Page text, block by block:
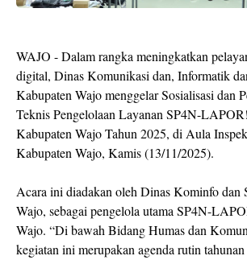
WAJO - Dalam rangka meningkatkan
digital, Dinas Komunikasi dan, Informatik
Kabupaten Wajo menggelar Sosialisasi dan
Teknis Pengelolaan Layanan SP4N-
Kabupaten Wajo Tahun 2025, di Aula
Kabupaten Wajo, Kamis (13/11/2025).
Acara ini diadakan oleh Dinas Kominfo dan
Wajo, sebagai pengelola utama SP4N-
Wajo. “Di bawah Bidang Humas dan
kegiatan ini merupakan agenda rutin